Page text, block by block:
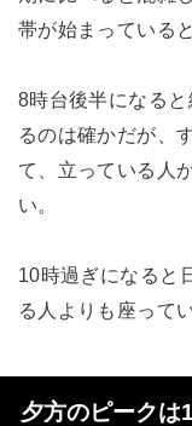
帯が始まっている
8時台後半になる
るのは確かだが、
て、立っている人
い。
10時過ぎになると
る人よりも座って
夕方のピークは